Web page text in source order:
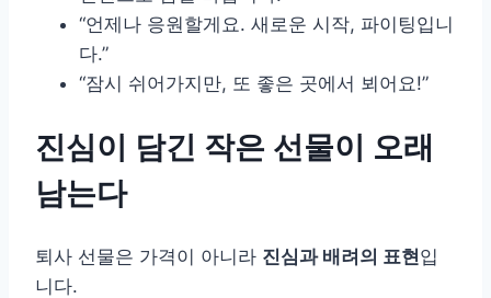
“언제나 응원할게요. 새로운 시작, 파이팅입니
다.”
“잠시 쉬어가지만, 또 좋은 곳에서 뵈어요!”
진심이 담긴 작은 선물이 오래
남는다
퇴사 선물은 가격이 아니라 진심과 배려의 표현입
니다.